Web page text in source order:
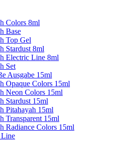
Colors 8ml
Base
Top Gel
Stardust 8ml
Electric Line 8ml
Set
Ausgabe 15ml
Opaque Colors 15ml
Neon Colors 15ml
Stardust 15ml
Pitahayah 15ml
Transparent 15ml
Radiance Colors 15ml